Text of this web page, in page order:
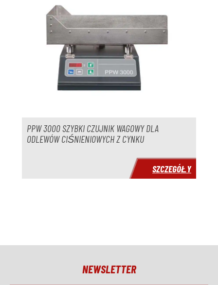
PPW 3000 SZYBKI CZUJNIK WAGOWY DLA
ODLEWÓW CIŚNIENIOWYCH Z CYNKU
SZCZEGÓŁY
NEWSLETTER